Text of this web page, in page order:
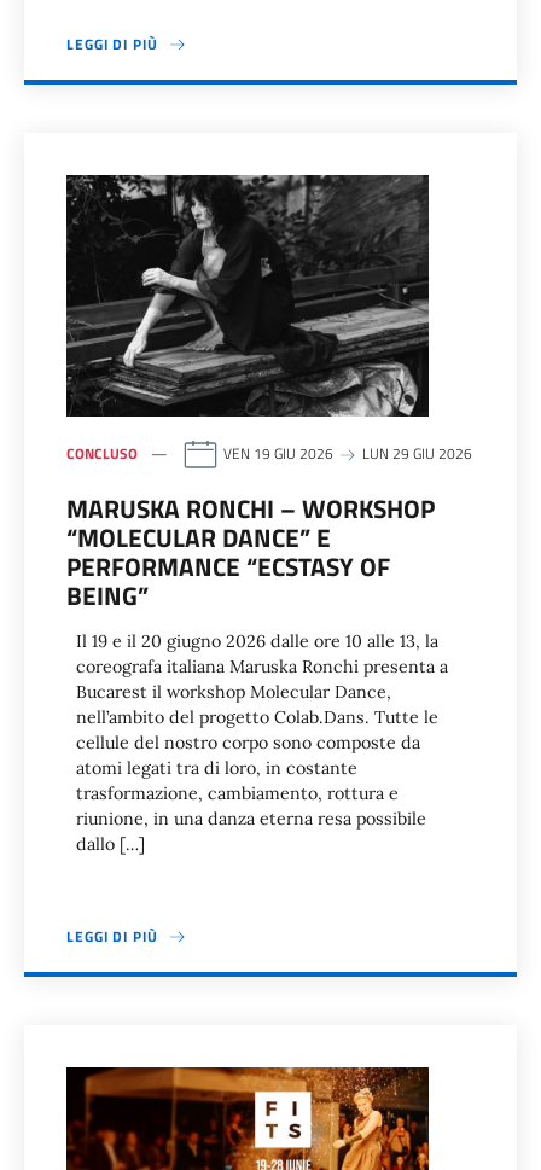
LEGGI DI PIÙ
CONCLUSO VEN 19 GIU 2026 LUN 29 GIU 2026
MARUSKA RONCHI – WORKSHOP
“MOLECULAR DANCE” E
PERFORMANCE “ECSTASY OF
BEING”
Il 19 e il 20 giugno 2026 dalle ore 10 alle 13, la
coreografa italiana Maruska Ronchi presenta a
Bucarest il workshop Molecular Dance,
nell’ambito del progetto Colab.Dans. Tutte le
cellule del nostro corpo sono composte da
atomi legati tra di loro, in costante
trasformazione, cambiamento, rottura e
riunione, in una danza eterna resa possibile
dallo […]
LEGGI DI PIÙ